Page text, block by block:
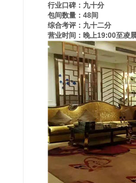
行业口碑：九十分
包间数量：48间
综合考评：九十二分
营业时间：晚上19:00至凌